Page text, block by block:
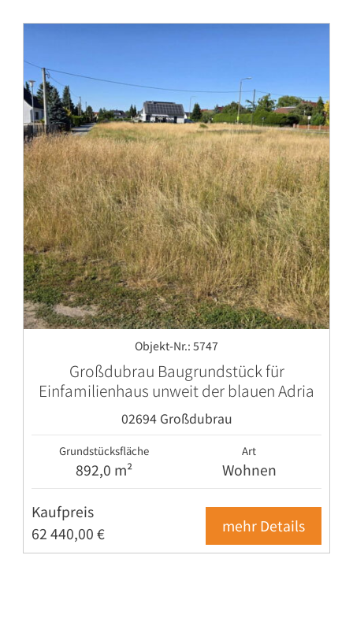
Objekt-Nr.: 5747
Großdubrau Baugrundstück für
Einfamilienhaus unweit der blauen Adria
02694 Großdubrau
Grundstücksfläche
892,0 m²
Art
Wohnen
Kaufpreis
62 440,00 €
mehr Details